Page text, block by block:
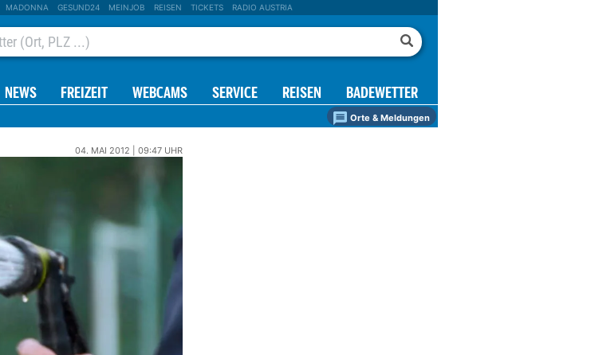
MADONNA GESUND24 MEINJOB REISEN TICKETS RADIO AUSTRIA
NEWS FREIZEIT WEBCAMS SERVICE REISEN BADEWETTER
Orte & Meldungen
04. MAI 2012 | 09:47 UHR